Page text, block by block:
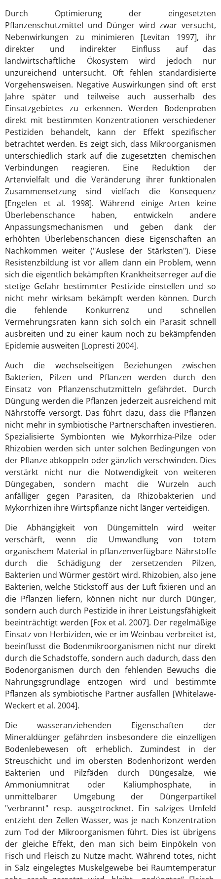
Durch Optimierung der eingesetzten
Pflanzenschutzmittel und Dünger wird zwar versucht,
Nebenwirkungen zu minimieren [Levitan 1997], ihr
direkter und indirekter Einfluss auf das
landwirtschaftliche Ökosystem wird jedoch nur
unzureichend untersucht. Oft fehlen standardisierte
Vorgehensweisen. Negative Auswirkungen sind oft erst
Jahre später und teilweise auch ausserhalb des
Einsatzgebietes zu erkennen. Werden Bodenproben
direkt mit bestimmten Konzentrationen verschiedener
Pestiziden behandelt, kann der Effekt spezifischer
betrachtet werden. Es zeigt sich, dass Mikroorganismen
unterschiedlich stark auf die zugesetzten chemischen
Verbindungen reagieren. Eine Reduktion der
Artenvielfalt und die Veränderung ihrer funktionalen
Zusammensetzung sind vielfach die Konsequenz
[Engelen et al. 1998]. Während einige Arten keine
Überlebenschance haben, entwickeln andere
Anpassungsmechanismen und geben dank der
erhöhten Überlebenschancen diese Eigenschaften an
Nachkommen weiter ("Auslese der Stärksten"). Diese
Resistenzbildung ist vor allem dann ein Problem, wenn
sich die eigentlich bekämpften Krankheitserreger auf die
stetige Gefahr bestimmter Pestizide einstellen und so
nicht mehr wirksam bekämpft werden können. Durch
die fehlende Konkurrenz und schnellen
Vermehrungsraten kann sich solch ein Parasit schnell
ausbreiten und zu einer kaum noch zu bekämpfenden
Epidemie ausweiten [Lopresti 2004].
Auch die wechselseitigen Beziehungen zwischen
Bakterien, Pilzen und Pflanzen werden durch den
Einsatz von Pflanzenschutzmitteln gefährdet. Durch
Düngung werden die Pflanzen jederzeit ausreichend mit
Nährstoffe versorgt. Das führt dazu, dass die Pflanzen
nicht mehr in symbiotische Partnerschaften investieren.
Spezialisierte Symbionten wie Mykorrhiza-Pilze oder
Rhizobien werden sich unter solchen Bedingungen von
der Pflanze abkoppeln oder gänzlich verschwinden. Dies
verstärkt nicht nur die Notwendigkeit von weiteren
Düngegaben, sondern macht die Wurzeln auch
anfälliger gegen Parasiten, da Rhizobakterien und
Mykorrhizen ihre Wirtspflanze nicht länger verteidigen.
Die Abhängigkeit von Düngemitteln wird weiter
verschärft, wenn die Umwandlung von totem
organischem Material in pflanzenverfügbare Nährstoffe
durch die Schädigung der zersetzenden Pilzen,
Bakterien und Würmer gestört wird. Rhizobien, also jene
Bakterien, welche Stickstoff aus der Luft fixieren und an
die Pflanzen liefern, können nicht nur durch Dünger,
sondern auch durch Pestizide in ihrer Leistungsfähigkeit
beeinträchtigt werden [Fox et al. 2007]. Der regelmäßige
Einsatz von Herbiziden, wie er im Weinbau verbreitet ist,
beeinflusst die Bodenmikroorganismen nicht nur direkt
durch die Schadstoffe, sondern auch dadurch, dass den
Bodenorganismen durch den fehlenden Bewuchs die
Nahrungsgrundlage entzogen wird und bestimmte
Pflanzen als symbiotische Partner ausfallen [Whitelawe-
Weckert et al. 2004].
Die wasseranziehenden Eigenschaften der
Mineraldünger gefährden insbesondere die einzelligen
Bodenlebewesen oft erheblich. Zumindest in der
Streuschicht und im obersten Bodenhorizont werden
Bakterien und Pilzfäden durch Düngesalze, wie
Ammoniumnitrat oder Kaliumphosphate, in
unmittelbarer Umgebung der Düngerpartikel
"verbrannt" resp. ausgetrocknet. Ein salziges Umfeld
entzieht den Zellen Wasser, was je nach Konzentration
zum Tod der Mikroorganismen führt. Dies ist übrigens
der gleiche Effekt, den man sich beim Einpökeln von
Fisch und Fleisch zu Nutze macht. Während totes, nicht
in Salz eingelegtes Muskelgewebe bei Raumtemperatur